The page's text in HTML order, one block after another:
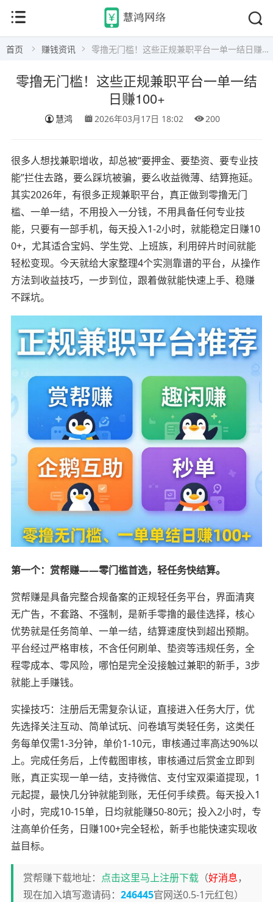
首页 赚钱资讯 零撸无门槛！这些正规兼职平台一单一结日赚100+
零撸无门槛！这些正规兼职平台一单一结
日赚100+
慧鸿 2026年03月17日 18:02 200
很多人想找兼职增收，却总被“要押金、要垫资、要专业技
能”拦住去路，要么踩坑被骗，要么收益微薄、结算拖延。
其实2026年，有很多正规兼职平台，真正做到零撸无门
槛、一单一结，不用投入一分钱，不用具备任何专业技
能，只要有一部手机，每天投入1-2小时，就能稳定日赚10
0+，尤其适合宝妈、学生党、上班族，利用碎片时间就能
轻松变现。今天就给大家整理4个实测靠谱的平台，从操作
方法到收益技巧，一步到位，跟着做就能快速上手、稳赚
不踩坑。
第一个：赏帮赚——零门槛首选，轻任务快结算。
赏帮赚是具备完整合规备案的正规轻任务平台，界面清爽
无广告，不套路、不强制，是新手零撸的最佳选择，核心
优势就是任务简单、一单一结，结算速度快到超出预期。
平台经过严格审核，不含任何刷单、垫资等违规任务，全
程零成本、零风险，哪怕是完全没接触过兼职的新手，3步
就能上手赚钱。
实操技巧：注册后无需复杂认证，直接进入任务大厅，优
先选择关注互动、简单试玩、问卷填写类轻任务，这类任
务每单仅需1-3分钟，单价1-10元，审核通过率高达90%以
上。完成任务后，上传截图审核，审核通过后赏金立即到
账，真正实现一单一结，支持微信、支付宝双渠道提现，1
元起提，最快几分钟就能到账，无任何手续费。每天投入1
小时，完成10-15单，日均就能赚50-80元；投入2小时，专
注高单价任务，日赚100+完全轻松，新手也能快速实现收
益目标。
赏帮赚下载地址： 点击这里马上注册下载（好消息，
现在加入填写邀请码： 246445官网送0.5-1元红包）